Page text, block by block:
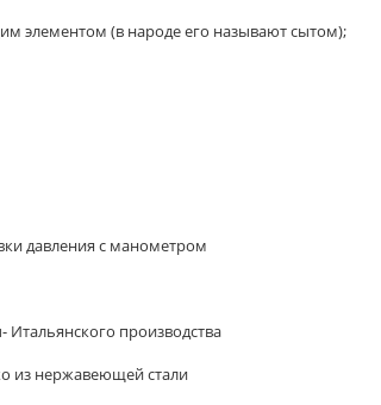
элементом (в народе его называют сытом);
давления с манометром
Итальянского производства
из нержавеющей стали